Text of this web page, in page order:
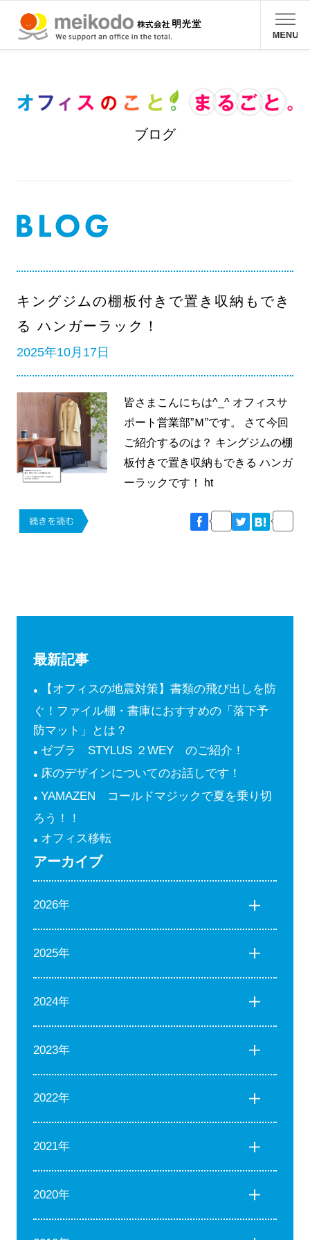
ブログ
キングジムの棚板付きで置き収納もでき
る ハンガーラック！
2025年10月17日
皆さまこんにちは^_^ オフィスサ
ポート営業部”Ｍ”です。 さて今回
ご紹介するのは？ キングジムの棚
板付きで置き収納もできる ハンガ
ーラックです！ ht
最新記事
【オフィスの地震対策】書類の飛び出しを防
ぐ！ファイル棚・書庫におすすめの「落下予
防マット」とは？
ゼブラ STYLUS ２WEY のご紹介！
床のデザインについてのお話しです！
YAMAZEN コールドマジックで夏を乗り切
ろう！！
オフィス移転
アーカイブ
2026年
2025年
2024年
2023年
2022年
2021年
2020年